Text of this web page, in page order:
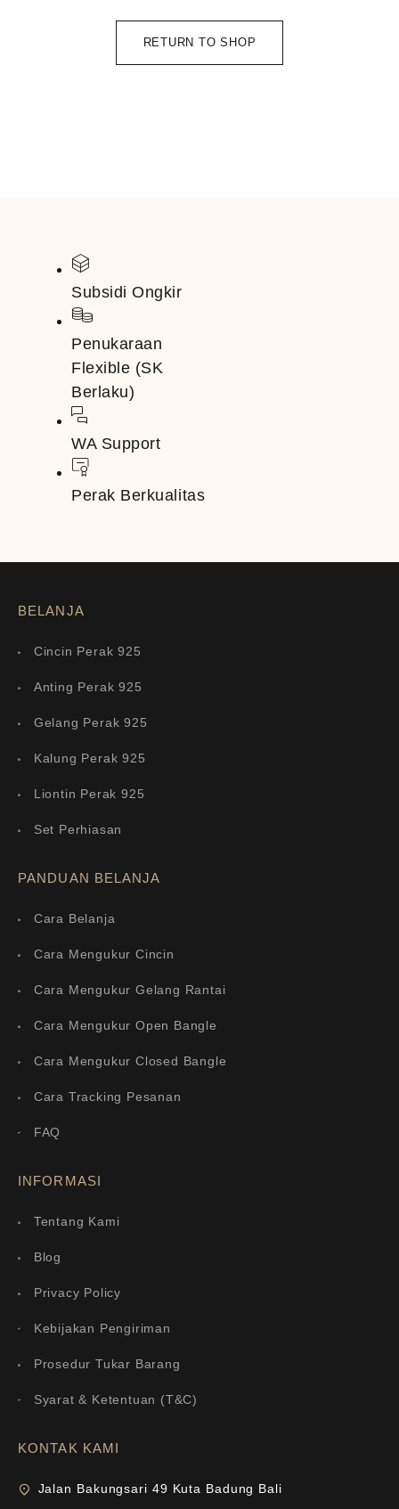
RETURN TO SHOP
Subsidi Ongkir
Penukaraan
Flexible (SK
Berlaku)
WA Support
Perak Berkualitas
BELANJA
Cincin Perak 925
Anting Perak 925
Gelang Perak 925
Kalung Perak 925
Liontin Perak 925
Set Perhiasan
PANDUAN BELANJA
Cara Belanja
Cara Mengukur Cincin
Cara Mengukur Gelang Rantai
Cara Mengukur Open Bangle
Cara Mengukur Closed Bangle
Cara Tracking Pesanan
FAQ
INFORMASI
Tentang Kami
Blog
Privacy Policy
Kebijakan Pengiriman
Prosedur Tukar Barang
Syarat & Ketentuan (T&C)
KONTAK KAMI
Jalan Bakungsari 49 Kuta Badung Bali